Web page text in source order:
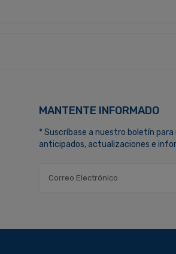
MANTENTE INFORMADO
* Suscríbase a nuestro boletín
anticipados, actualizaciones e